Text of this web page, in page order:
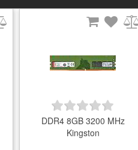
Примітка
Гарантія, міс 99
DDR4 8GB 3200 MHz
Kingston